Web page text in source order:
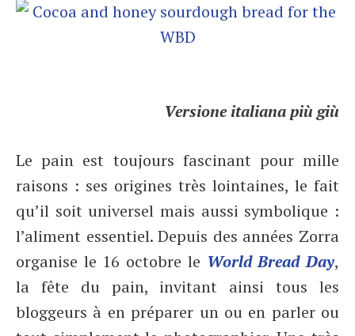
Versione italiana più giù
Le pain est toujours fascinant pour mille
raisons : ses origines très lointaines, le fait
qu’il soit universel mais aussi symbolique :
l’aliment essentiel. Depuis des années Zorra
organise le 16 octobre le World Bread Day,
la fête du pain, invitant ainsi tous les
bloggeurs à en préparer un ou en parler ou